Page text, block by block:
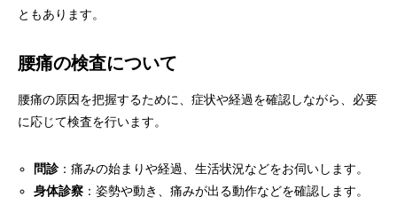
ともあります。
腰痛の検査について
腰痛の原因を把握するために、症状や経過を確認しながら、必要
に応じて検査を行います。
問診：痛みの始まりや経過、生活状況などをお伺いします。
身体診察 ：姿勢や動き、痛みが出る動作などを確認します。